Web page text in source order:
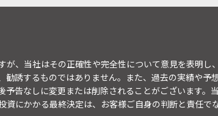
、当社はその正確性や完全性について意見を表明し
誘するものではありません。また、過去の実績や予想
告なしに変更または削除されることがございます。
にかかる最終決定は、お客様ご自身の判断と責任で